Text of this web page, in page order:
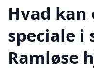
Hvad
speciale i
Ramløse